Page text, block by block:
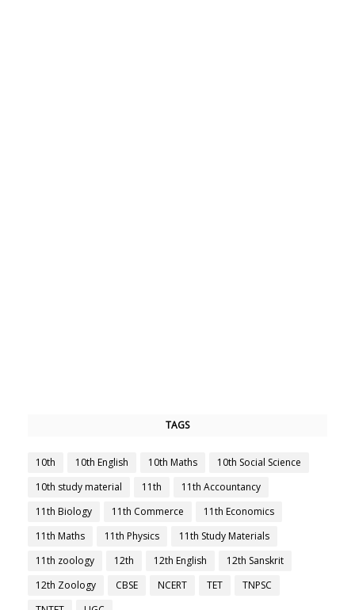
TAGS
10th 10th English 10th Maths
10th Social Science
10th study material
11th
11th Accountancy
11th Biology
11th Commerce
11th Economics
11th Maths
11th Physics
11th Study Materials
11th zoology
12th 12th English
12th Sanskrit
12th Zoology
CBSE NCERT TET
TNPSC